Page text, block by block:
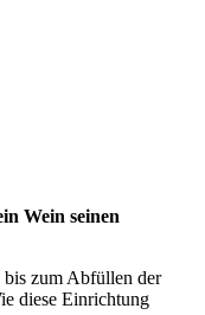
Wein seinen
bis zum Abfüllen der
diese Einrichtung